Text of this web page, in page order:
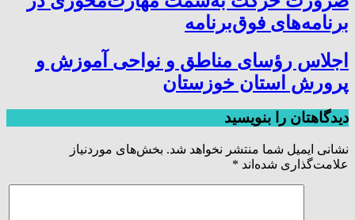
برنامه‌های فوق‌برنامه
اجلاس رؤسای مناطق و نواحی آموزش و
پرورش استان خوزستان
دیدگاهتان را بنویسید
نشانی ایمیل شما منتشر نخواهد شد. بخش‌های موردنیاز
علامت‌گذاری شده‌اند *